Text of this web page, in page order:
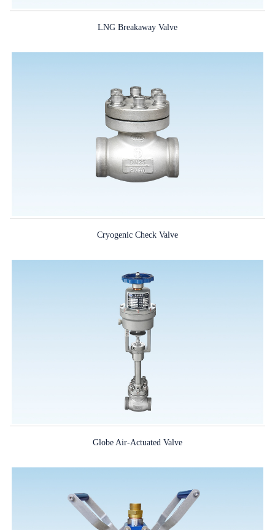
LNG Breakaway Valve
Cryogenic Check Valve
Globe Air-Actuated Valve